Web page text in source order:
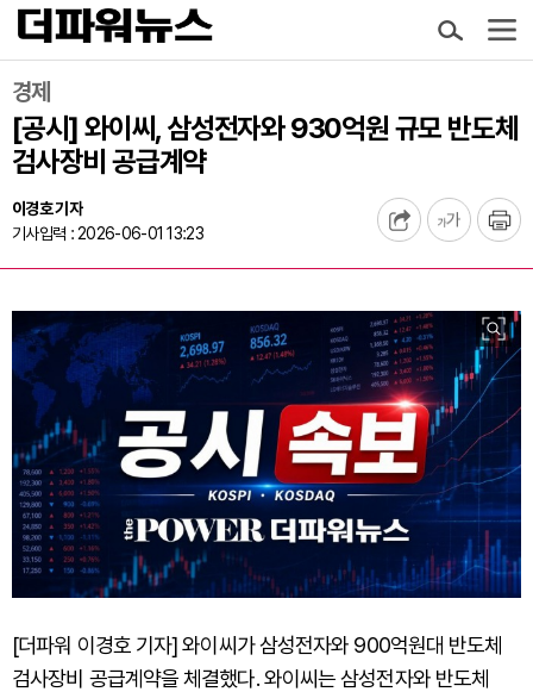
경제
[공시] 와이씨, 삼성전자와 930억원 규모 반도체
검사장비 공급계약
이경호 기자
기사입력 : 2026-06-01 13:23
[더파워 이경호 기자] 와이씨가 삼성전자와 900억원대 반도체
검사장비 공급계약을 체결했다. 와이씨는 삼성전자와 반도체